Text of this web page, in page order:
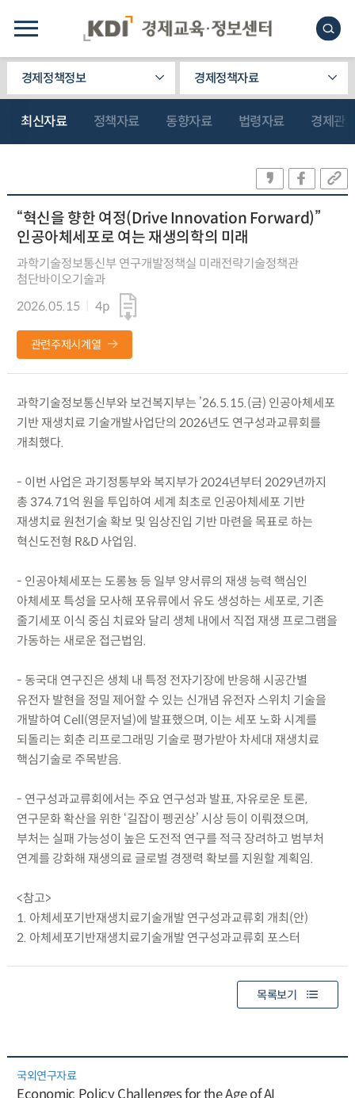
경제정책정보 경제정책자료
최신자료 정책자료 동향자료 법령자료 경제관
“혁신을 향한 여정(Drive Innovation Forward)”
인공아체세포로 여는 재생의학의 미래
과학기술정보통신부 연구개발정책실 미래전략기술정책관
첨단바이오기술과
2026.05.15
4p
관련주제시계열
과학기술정보통신부와 보건복지부는 ’26.5.15.(금) 인공아체세포
기반 재생치료 기술개발사업단의 2026년도 연구성과교류회를
개최했다.
- 이번 사업은 과기정통부와 복지부가 2024년부터 2029년까지
총 374.71억 원을 투입하여 세계 최초로 인공아체세포 기반
재생치료 원천기술 확보 및 임상진입 기반 마련을 목표로 하는
혁신도전형 R&D 사업임.
- 인공아체세포는 도롱뇽 등 일부 양서류의 재생 능력 핵심인
아체세포 특성을 모사해 포유류에서 유도 생성하는 세포로, 기존
줄기세포 이식 중심 치료와 달리 생체 내에서 직접 재생 프로그램을
가동하는 새로운 접근법임.
- 동국대 연구진은 생체 내 특정 전자기장에 반응해 시공간별
유전자 발현을 정밀 제어할 수 있는 신개념 유전자 스위치 기술을
개발하여 Cell(영문저널)에 발표했으며, 이는 세포 노화 시계를
되돌리는 회춘 리프로그래밍 기술로 평가받아 차세대 재생치료
핵심기술로 주목받음.
- 연구성과교류회에서는 주요 연구성과 발표, 자유로운 토론,
연구문화 확산을 위한 ‘길잡이 펭귄상’ 시상 등이 이뤄졌으며,
부처는 실패 가능성이 높은 도전적 연구를 적극 장려하고 범부처
연계를 강화해 재생의료 글로벌 경쟁력 확보를 지원할 계획임.
<참고>
1. 아체세포기반재생치료기술개발 연구성과교류회 개최(안)
2. 아체세포기반재생치료기술개발 연구성과교류회 포스터
목록보기
국외연구자료
Economic Policy Challenges for the Age of AI